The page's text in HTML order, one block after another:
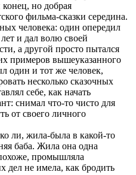
но добрая
фильма-сказки середина.
человека: один опередил
и дал волю своей
а другой просто пытался
примеров вышеуказанного
один и тот же человек,
несколько сказочных
себе, как начать
снимал что-то чисто для
от своего личного
ли, жила-была в какой-то
баба. Жила она одна
промышляла
дел не имела, как бродить